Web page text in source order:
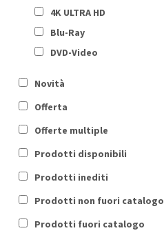
4K ULTRA HD
Blu-Ray
DVD-Video
Novità
Offerta
Offerte multiple
Prodotti disponibili
Prodotti inediti
Prodotti non fuori catalogo
Prodotti fuori catalogo